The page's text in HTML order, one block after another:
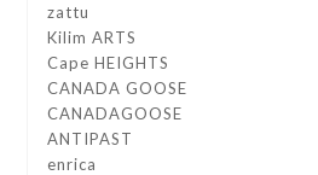
zattu
Kilim ARTS
Cape HEIGHTS
CANADA GOOSE
CANADAGOOSE
ANTIPAST
enrica